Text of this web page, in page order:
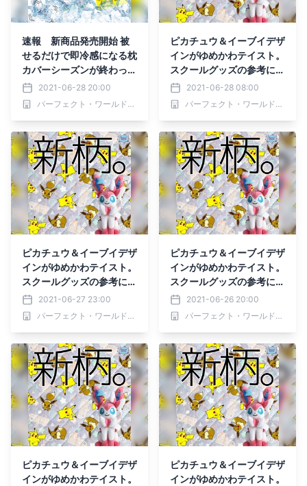
速報 新商品発売開始 被
せるだけで即冷感になる枕
カバーシーズンが終わった
ら畳んで省スペース。ドラ
えもんやピカチュウ、アリ
エルの冷感まくらカバー
2021-06-28 20:00
パーフェクト・ワールド株式会社
ピカチュウ＆イーブイデザ
インがゆめかわテイスト。
スクールグッズの参考にし
てくださいね！
2021-06-28 08:00
パーフェクト・ワールド株式会社
ピカチュウ＆イーブイデザ
インがゆめかわテイスト。
スクールグッズの参考にし
てくださいね！
2021-06-27 23:00
パーフェクト・ワールド株式会社
ピカチュウ＆イーブイデザ
インがゆめかわテイスト。
スクールグッズの参考にし
てくださいね！
2021-06-26 20:00
パーフェクト・ワールド株式会社
ピカチュウ＆イーブイデザ
インがゆめかわテイスト。
ピカチュウ＆イーブイデザ
インがゆめかわテイスト。